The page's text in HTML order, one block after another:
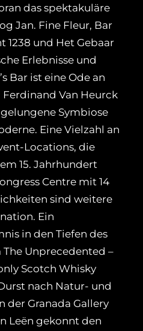
das spektakuläre
Jan. Fine Fleur, Bar
1238 und Het Gebaar
Erlebnisse und
Bar ist eine Ode an
Van Heurck
Symbiose
Eine Vielzahl an
Locations, die
15. Jahrhundert
Centre mit 14
sind weitere
Ein
in den Tiefen des
Unprecedented –
Scotch Whisky
nach Natur- und
der Granada Gallery
Leën gekonnt den